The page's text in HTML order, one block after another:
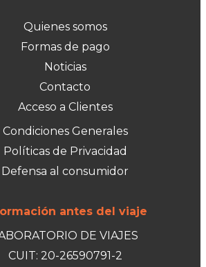
Quienes somos
Formas de pago
Noticias
Contacto
Acceso a Clientes
Condiciones Generales
Políticas de Privacidad
Defensa al consumidor
antes del viaje
DE VIAJES
CUIT: 20-26590791-2